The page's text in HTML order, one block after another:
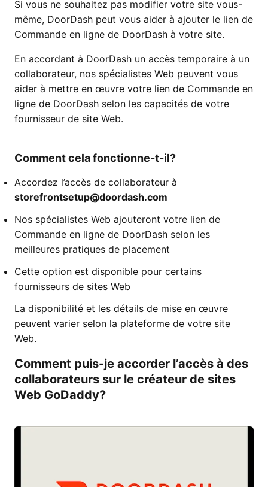
Si vous ne souhaitez pas modifier votre site vous-
même, DoorDash peut vous aider à ajouter le lien de
Commande en ligne de DoorDash à votre site.
En accordant à DoorDash un accès temporaire à un
collaborateur, nos spécialistes Web peuvent vous
aider à mettre en œuvre votre lien de Commande en
ligne de DoorDash selon les capacités de votre
fournisseur de site Web.
Comment cela fonctionne-t-il?
Accordez l’accès de collaborateur à
storefrontsetup@doordash.com
Nos spécialistes Web ajouteront votre lien de
Commande en ligne de DoorDash selon les
meilleures pratiques de placement
Cette option est disponible pour certains
fournisseurs de sites Web
La disponibilité et les détails de mise en œuvre
peuvent varier selon la plateforme de votre site
Web.
Comment puis-je accorder l’accès à des
collaborateurs sur le créateur de sites
Web GoDaddy?